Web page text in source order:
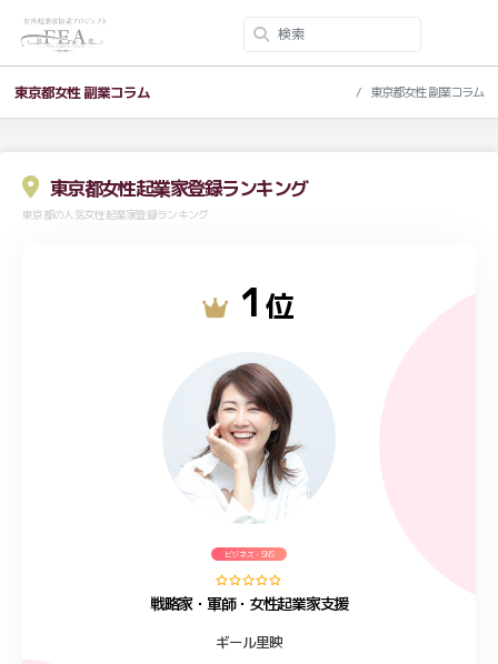
東京都女性 副業コラム 東京都女性 副業コラム
東京都女性起業家登録ランキング
東京都の人気女性起業家登録ランキング
1 位
ビジネス・SNS
戦略家・軍師・女性起業家支援
ギール里映